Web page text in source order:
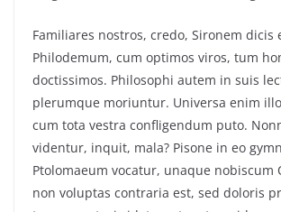
Familiares nostros, credo, Sironem dicis
Philodemum, cum optimos viros, tum
doctissimos. Philosophi autem in suis
plerumque moriuntur. Universa enim
cum tota vestra confligendum puto.
videntur, inquit, mala? Pisone in eo
Ptolomaeum vocatur, unaque nobiscum
non voluptas contraria est, sed doloris